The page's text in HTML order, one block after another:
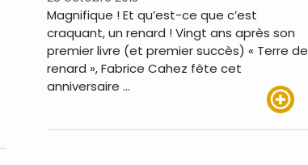
Magnifique ! Et qu’est-ce que c’est
craquant, un renard ! Vingt ans après son
premier livre (et premier succès) « Terre de
renard », Fabrice Cahez fête cet
anniversaire …